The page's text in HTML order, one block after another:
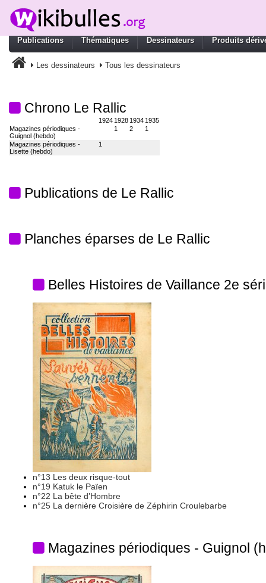
Publications Thématiques Dessinateurs Produits
Les dessinateurs Tous les dessinateurs
Chrono Le Rallic
1924 1928 1934 1935
Magazines périodiques -
Guignol (hebdo)
1 2 1
Magazines périodiques -
Lisette (hebdo)
1
Publications de Le Rallic
Planches éparses de Le Rallic
Belles Histoires de Vaillance 2e
n°13 Les deux risque-tout
n°19 Katuk le Païen
n°22 La bête d’Hombre
n°25 La dernière Croisière de Zéphirin Croulebarbe
Magazines périodiques - Guignol